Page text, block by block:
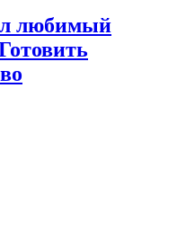
любимый